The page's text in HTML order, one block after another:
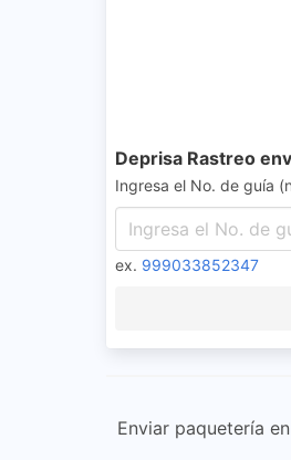
Deprisa Rastreo
Ingresa el No. de guía
ex. 999033852347
Enviar paquetería en